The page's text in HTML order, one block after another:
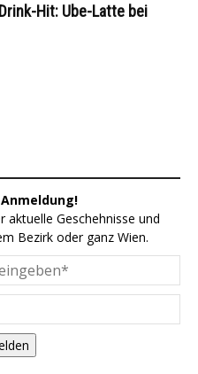
Hit: Ube-Latte bei
Geschehnisse und
Bezirk oder ganz Wien.